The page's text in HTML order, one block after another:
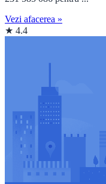
Vezi afacerea »
★ 4.4